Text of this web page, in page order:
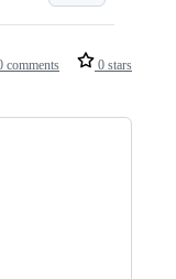
comments 0 stars